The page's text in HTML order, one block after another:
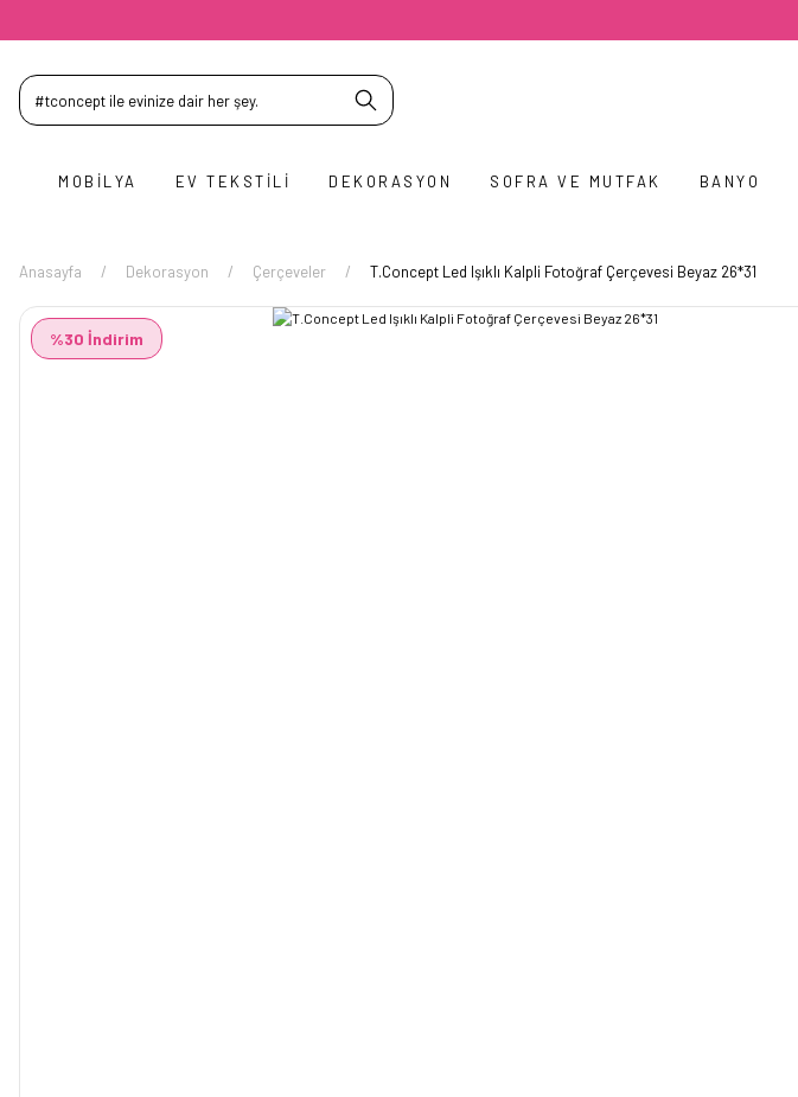
MOBILYA EV TEKSTILI DEKORASYON SOFRA VE MUTFAK BANYO
Anasayfa Dekorasyon Çerçeveler T.Concept Led Işıklı Kalpli Fotoğraf Çerçevesi Beyaz 26*31
%30 İndirim